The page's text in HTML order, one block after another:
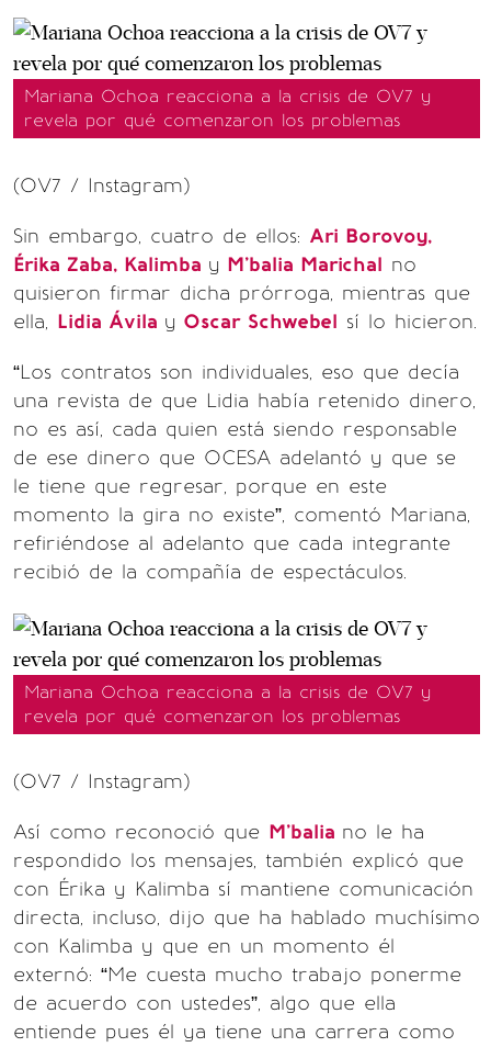
Mariana Ochoa reacciona a la crisis de OV7 y
revela por qué comenzaron los problemas
(OV7 / Instagram)
Sin embargo, cuatro de ellos: Ari Borovoy,
Érika Zaba, Kalimba y M’balia Marichal no
quisieron firmar dicha prórroga, mientras que
ella, Lidia Ávila y Oscar Schwebel sí lo hicieron.
“Los contratos son individuales, eso que decía
una revista de que Lidia había retenido dinero,
no es así, cada quien está siendo responsable
de ese dinero que OCESA adelantó y que se
le tiene que regresar, porque en este
momento la gira no existe”, comentó Mariana,
refiriéndose al adelanto que cada integrante
recibió de la compañía de espectáculos.
Mariana Ochoa reacciona a la crisis de OV7 y
revela por qué comenzaron los problemas
(OV7 / Instagram)
Así como reconoció que M’balia no le ha
respondido los mensajes, también explicó que
con Érika y Kalimba sí mantiene comunicación
directa, incluso, dijo que ha hablado muchísimo
con Kalimba y que en un momento él
externó: “Me cuesta mucho trabajo ponerme
de acuerdo con ustedes”, algo que ella
entiende pues él ya tiene una carrera como